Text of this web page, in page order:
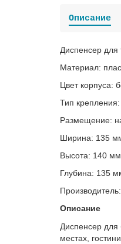
Описание
Диспенсер для
Материал:
Цвет корпуса:
Тип
Размещение:
Ширина: 135
Высота: 140 мм
Глубина: 135
Описание
Диспенсер для
местах,